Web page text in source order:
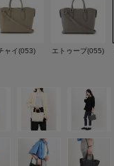
ャイ(053) エトゥープ(055)